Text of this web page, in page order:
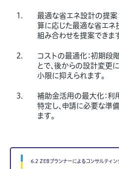
最適な省エネ設計の提案
算に応じた最適な省エ
組み合わせを提案できま
コストの最適化：初期段
とで、後からの設計変更
小限に抑えられます。
補助金活用の最大化：
特定し、申請に必要な準
ます。
6.2 ZEBプランナーによるコンサルティ